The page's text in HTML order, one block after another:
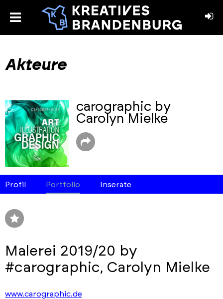
toggle
Akteure
carographic by
Carolyn Mielke
Profil Portfolio Inserate
Malerei 2019/20 by
#carographic, Carolyn Mielke
www.carographic.de